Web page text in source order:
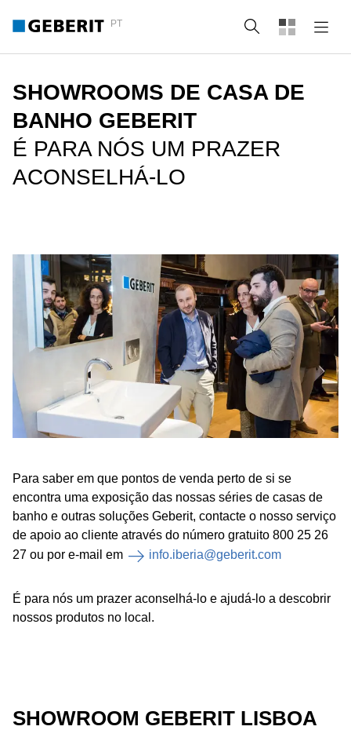
PT Pesquisa
SHOWROOMS DE CASA DE
BANHO GEBERIT
É PARA NÓS UM PRAZER
ACONSELHÁ-LO
Para saber em que pontos de venda perto de si se
encontra uma exposição das nossas séries de casas de
banho e outras soluções Geberit, contacte o nosso serviço
de apoio ao cliente através do número gratuito 800 25 26
27 ou por e-mail em
info.iberia@geberit.com
É para nós um prazer aconselhá-lo e ajudá-lo a descobrir
nossos produtos no local.
SHOWROOM GEBERIT LISBOA